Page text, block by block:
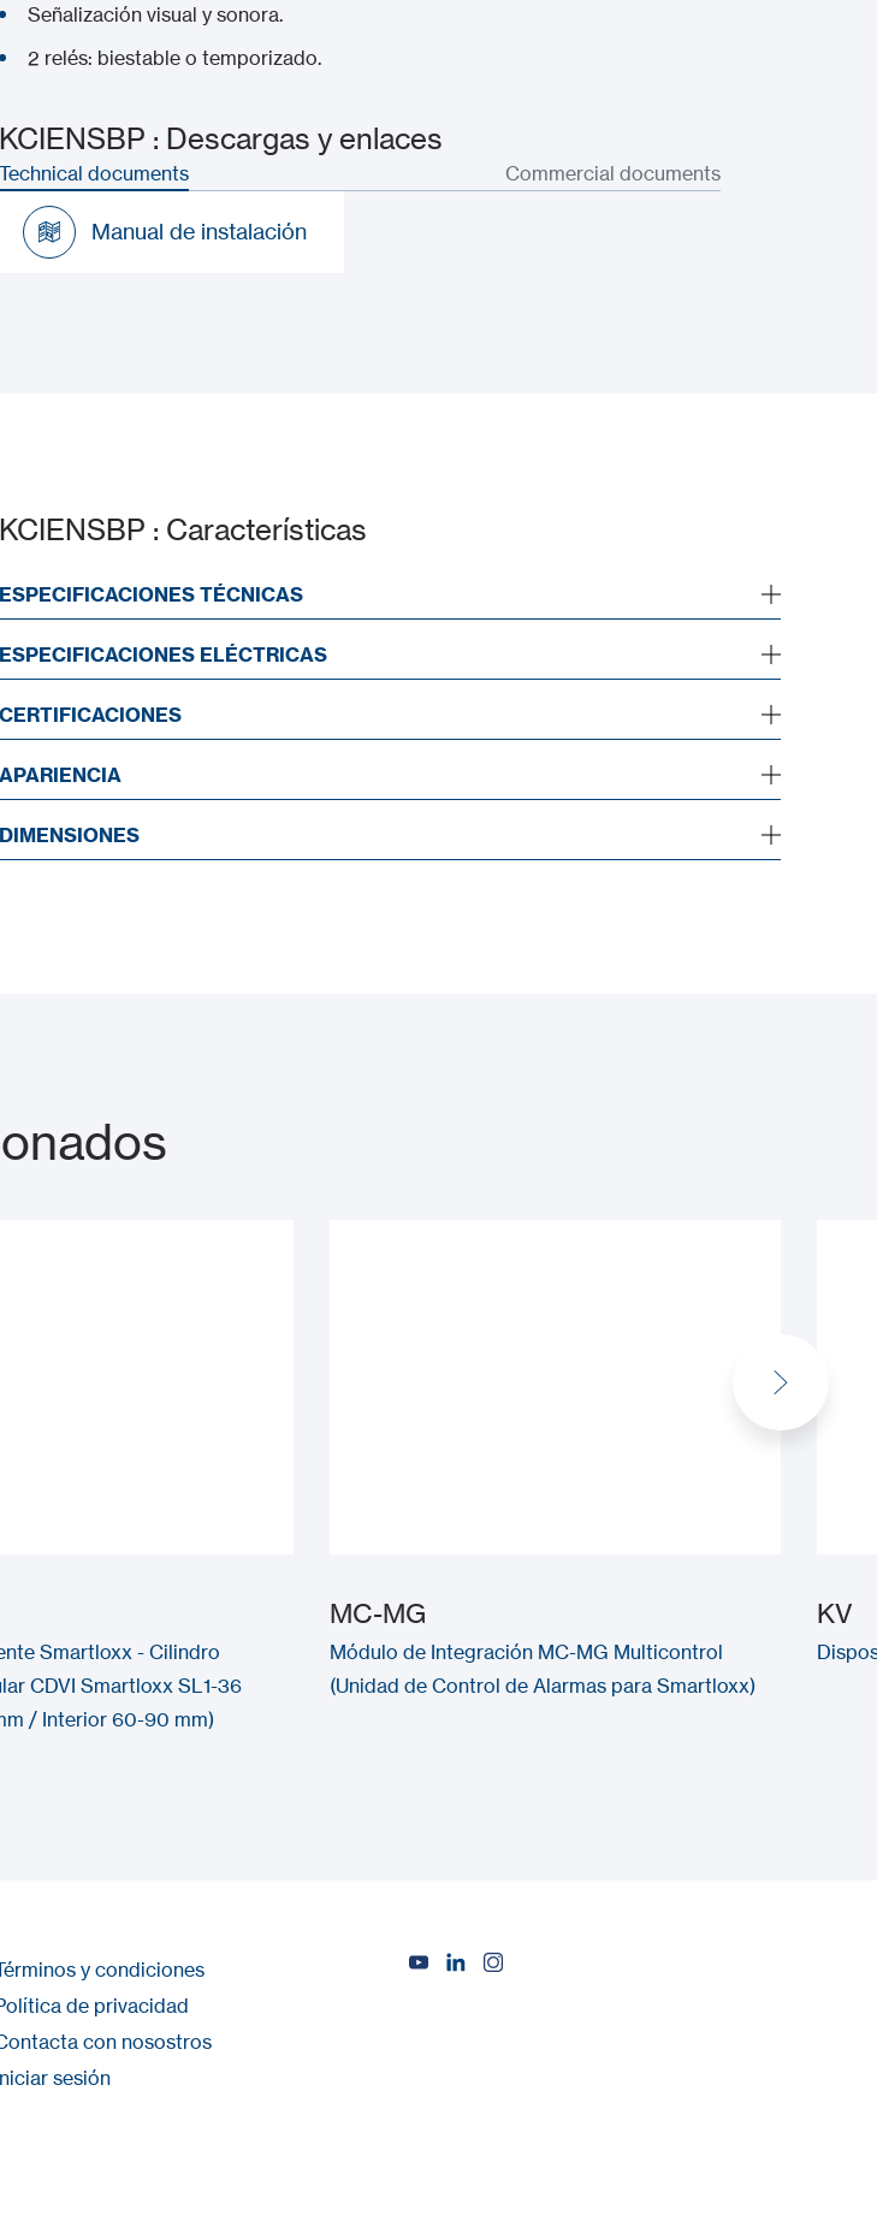
Señalización visual y sonora.
2 relés: biestable o temporizado.
KCIENSBP : Descargas y enlaces
Technical documents Commercial documents
Manual de instalación
KCIENSBP : Características
ESPECIFICACIONES TÉCNICAS
ESPECIFICACIONES ELÉCTRICAS
CERTIFICACIONES
APARIENCIA
DIMENSIONES
Smartloxx - Cilindro
CDVI Smartloxx SL1-36
/ Interior 60-90 mm)
MC-MG
Módulo de Integración MC-MG Multicontrol
(Unidad de Control de Alarmas para Smartloxx)
KV
y condiciones
de privacidad
con nosostros
sesión